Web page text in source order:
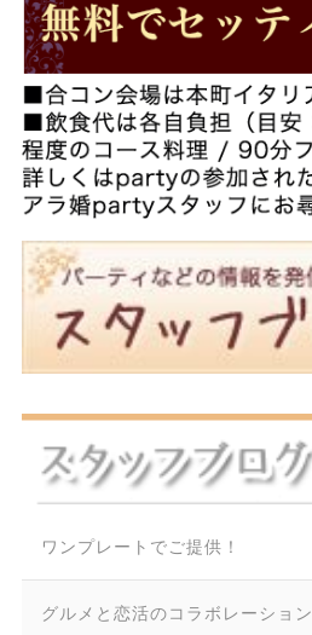
ワンプレートでご提供！
グルメと恋活のコラボレーション